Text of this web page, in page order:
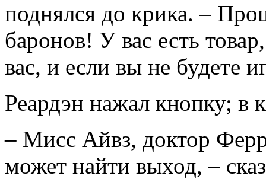
поднялся до крика. –
баронов! У вас есть
вас, и если вы не будете
Реардэн нажал кнопку; в
– Мисс Айвз, доктор
может найти выход, –